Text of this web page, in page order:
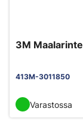
3M
413M-3011850
Varastossa